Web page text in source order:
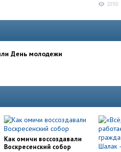
2050
День молодежи
Как омичи воссоздавали
Воскресенский собор